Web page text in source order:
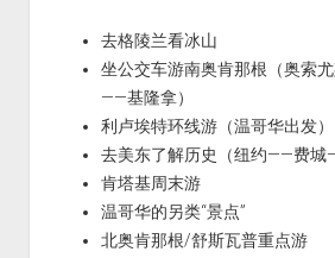
去格陵兰看冰山
坐公交车游南奥肯那根（奥索
——基隆拿）
利卢埃特环线游（温哥华出发）
去美东了解历史（纽约——费城
肯塔基周末游
温哥华的另类“景点”
北奥肯那根/舒斯瓦普重点游